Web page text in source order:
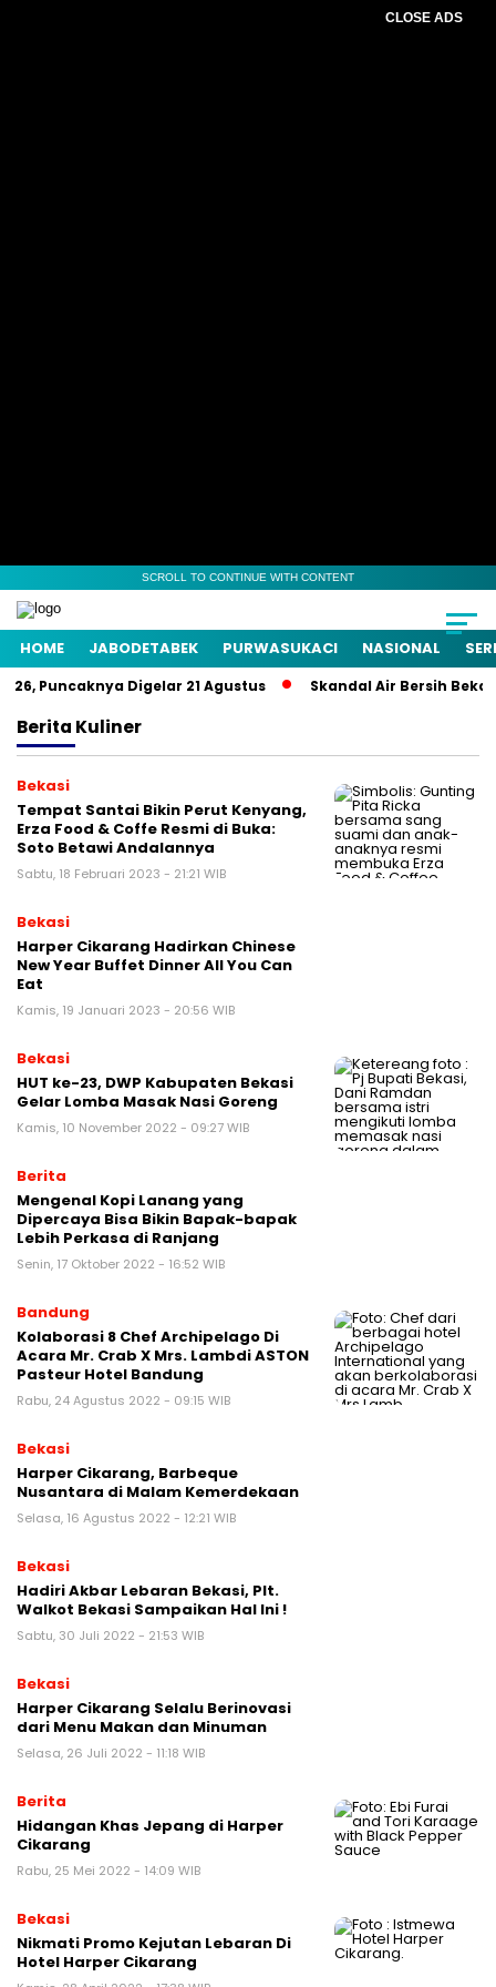
CLOSE ADS
SCROLL TO CONTINUE WITH CONTENT
HOME JABODETABEK PURWASUKACI NASIONAL
Puncaknya Digelar 21 Agustus Skandal Air Bersih
Berita Kuliner
Bekasi
Tempat Santai Bikin Perut Kenyang,
Erza Food & Coffe Resmi di Buka:
Soto Betawi Andalannya
Sabtu, 18 Februari 2023 - 21:21 WIB
Bekasi
Harper Cikarang Hadirkan Chinese
New Year Buffet Dinner All You Can
Eat
Kamis, 19 Januari 2023 - 20:56 WIB
Bekasi
HUT ke-23, DWP Kabupaten Bekasi
Gelar Lomba Masak Nasi Goreng
Kamis, 10 November 2022 - 09:27 WIB
Berita
Mengenal Kopi Lanang yang
Dipercaya Bisa Bikin Bapak-bapak
Lebih Perkasa di Ranjang
Senin, 17 Oktober 2022 - 16:52 WIB
Bandung
Kolaborasi 8 Chef Archipelago Di
Acara Mr. Crab X Mrs. Lambdi ASTON
Pasteur Hotel Bandung
Rabu, 24 Agustus 2022 - 09:15 WIB
Bekasi
Harper Cikarang, Barbeque
Nusantara di Malam Kemerdekaan
Selasa, 16 Agustus 2022 - 12:21 WIB
Bekasi
Hadiri Akbar Lebaran Bekasi, Plt.
Walkot Bekasi Sampaikan Hal Ini !
Sabtu, 30 Juli 2022 - 21:53 WIB
Bekasi
Harper Cikarang Selalu Berinovasi
dari Menu Makan dan Minuman
Selasa, 26 Juli 2022 - 11:18 WIB
Berita
Hidangan Khas Jepang di Harper
Cikarang
Rabu, 25 Mei 2022 - 14:09 WIB
Bekasi
Nikmati Promo Kejutan Lebaran Di
Hotel Harper Cikarang